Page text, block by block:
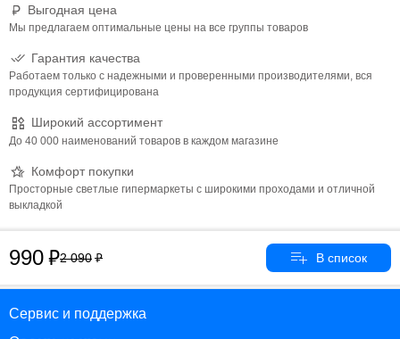
Выгодная цена
Мы предлагаем оптимальные цены на все группы товаров
Гарантия качества
Работаем только с надежными и проверенными производителями, вся
продукция сертифицирована
Широкий ассортимент
До 40 000 наименований товаров в каждом магазине
Комфорт покупки
Просторные светлые гипермаркеты с широкими проходами и отличной
выкладкой
990 2 090
Сервис и поддержка